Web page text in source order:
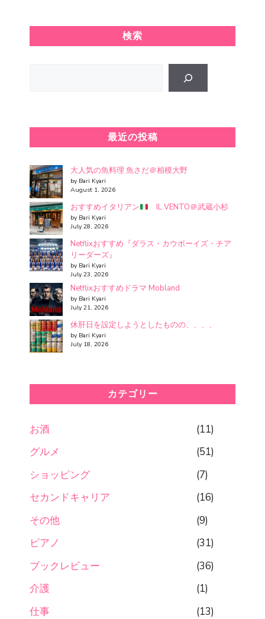
検索
最近の投稿
大人気の魚料理 魚さだ＠相模大野
by Bari Kyari
August 1, 2026
おすすめイタリアン IL VENTO＠武蔵小杉
by Bari Kyari
July 28, 2026
Netflixおすすめ『ダラス・カウボーイズ・チア
リーダーズ』
by Bari Kyari
July 23, 2026
Netflixおすすめドラマ Mobland
by Bari Kyari
July 21, 2026
休肝日を設定しようとしたものの、、、、
by Bari Kyari
July 18, 2026
カテゴリー
お酒
(11)
グルメ
(51)
ショッピング
(7)
セカンドキャリア
(16)
その他
(9)
ピアノ
(31)
ブックレビュー
(36)
介護
(1)
仕事
(13)